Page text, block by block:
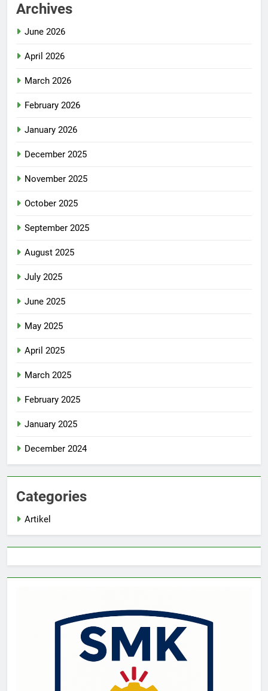
Archives
June 2026
April 2026
March 2026
February 2026
January 2026
December 2025
November 2025
October 2025
September 2025
August 2025
July 2025
June 2025
May 2025
April 2025
March 2025
February 2025
January 2025
December 2024
Categories
Artikel